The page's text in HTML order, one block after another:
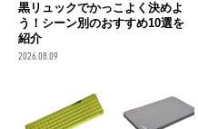
黒リュックでかっこよく決めよ
う！シーン別のおすすめ10選を
紹介
2026.08.09